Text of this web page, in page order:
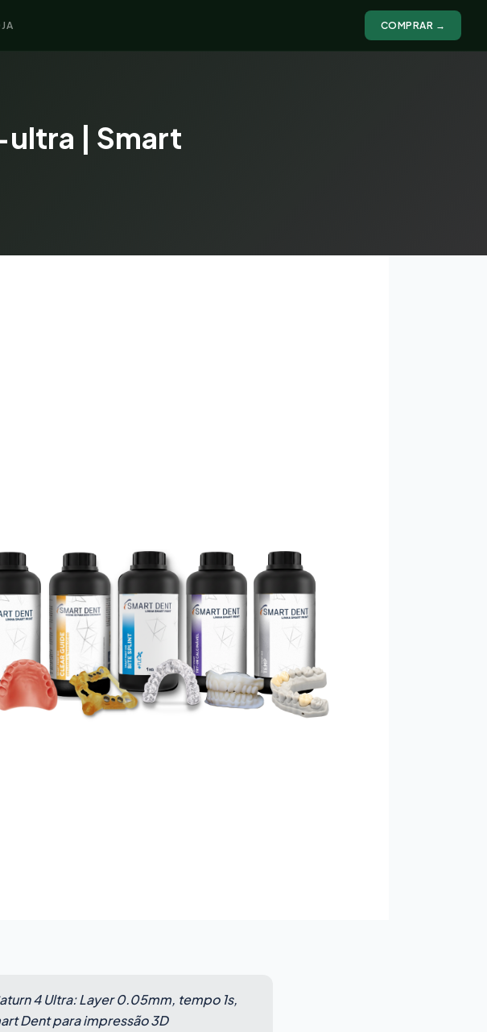
COMPRAR →
| Smart
4 Ultra: Layer 0.05mm, tempo 1s,
Dent para impressão 3D